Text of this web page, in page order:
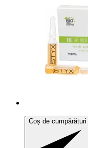
Coș de cumpărături